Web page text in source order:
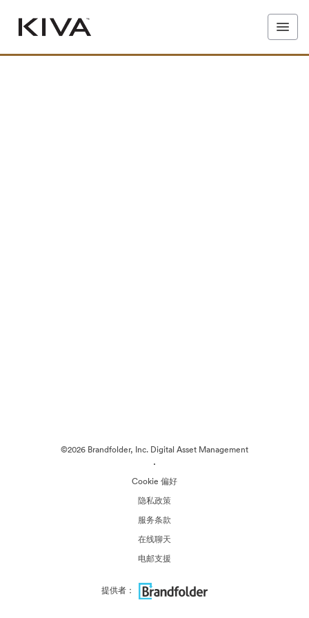
©2026 Brandfolder, Inc. Digital Asset Management
·
Cookie 偏好
隐私政策
服务条款
在线聊天
电邮支援
提供者：